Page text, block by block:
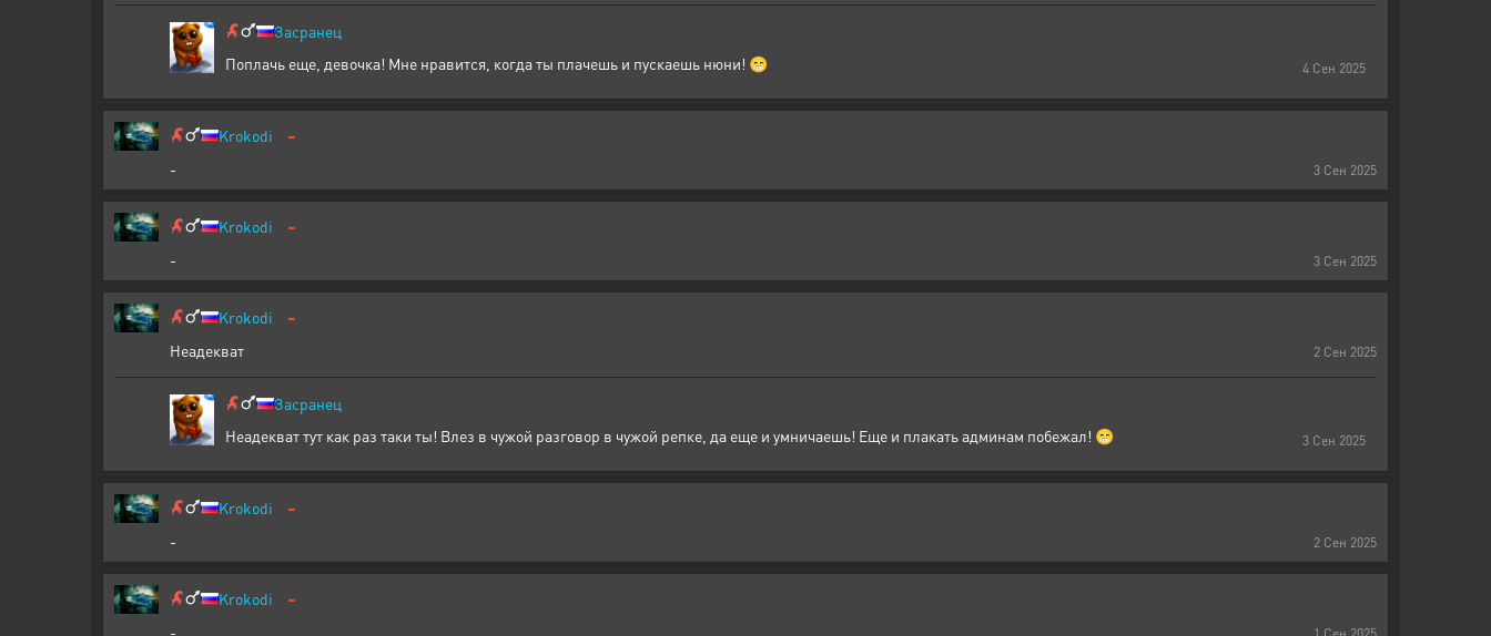
4 Сен 2025
Засранец
Поплачь еще, девочка! Мне нравится, когда ты плачешь и пускаешь нюни! 😁
3 Сен 2025
Krokodi -
-
3 Сен 2025
Krokodi -
-
2 Сен 2025
Krokodi -
Неадекват
3 Сен 2025
Засранец
Неадекват тут как раз таки ты! Влез в чужой разговор в чужой репке, да еще и умничаешь! Еще и плакать админам побежал! 😁
2 Сен 2025
Krokodi -
-
Krokodi -
-